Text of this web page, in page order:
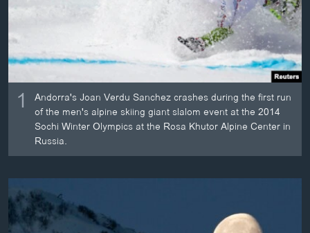
ທຸລະກິດ
ພາສາອັງກິດ
ວີດີໂອ
ສຽງ
ລາຍການກະຈາຍສຽງ
ລາຍງານ
ຕິດຕາມພວກເຮົາ ທີ່
ພາສາຕ່າງໆ
1
Andorra's Joan Verdu Sanchez crashes during the first run
of the men's alpine skiing giant slalom event at the 2014
Sochi Winter Olympics at the Rosa Khutor Alpine Center in
Russia.